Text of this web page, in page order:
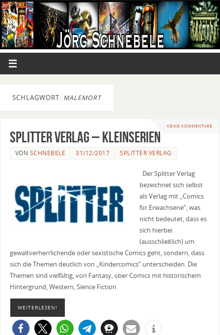
SCHLAGWORT: MALEMORT
KEINE KOMMENTARE
Splitter Verlag – Kleinserien
VON SCHNEBELE 31/12/2017 SPLITTER VERLAG
Der Splitter Verlag
bezeichnet sich selbst
als Verlag mit „Comics
für Erwachsene“, was
nicht bedeutet, dass es
sich hierbei
(ausschließlich) um
gewaltverherrlichende oder sexistische Comics geht, sondern, dass
sich die Themen deutlich von „Kindercomics“ unterscheiden. Die
Themen sind vielfältig, von Fantasy, über Comics mit historischem
Hintergrund, Western, Sience Fiction
WEITERLESEN!